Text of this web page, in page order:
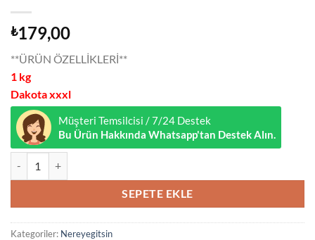
₺179,00
**ÜRÜN ÖZELLİKLERİ**
1 kg
Dakota xxxl
Müşteri Temsilcisi / 7/24 Destek
Bu Ürün Hakkında Whatsapp'tan Destek Alın.
SEPETE EKLE
Kategoriler: Nereyegitsin